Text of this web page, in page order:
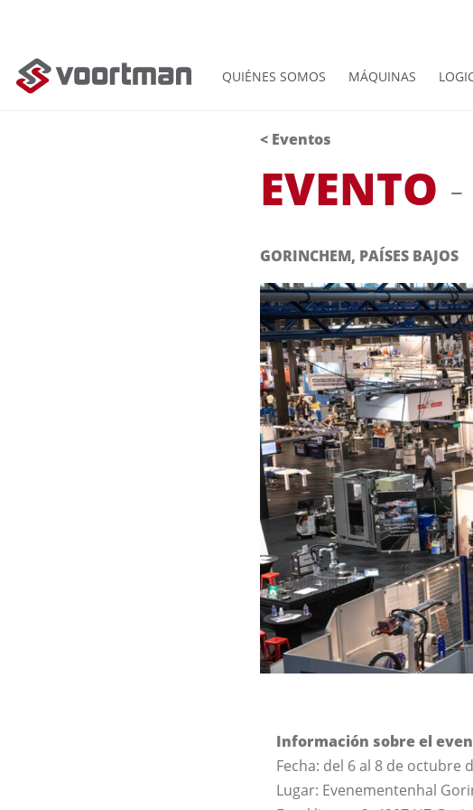
QUIÉNES SOMOS MÁQUINAS
< Eventos
EVENTO
GORINCHEM, PAÍSES BAJOS
Información sobre el
Fecha: del 6 al 8 de octubre
Lugar: Evenementenhal